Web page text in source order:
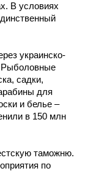
В условиях
украинско-
Рыболовные
садки,
для
и белье –
в 150 млн
таможню.
по